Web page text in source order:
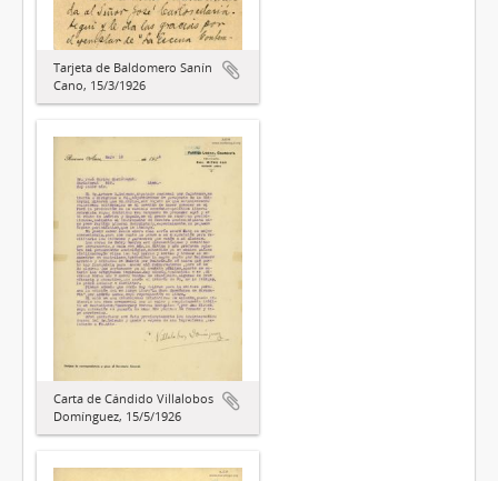
Tarjeta de Baldomero Sanín
Cano, 15/3/1926
Carta de Cándido Villalobos
Domínguez, 15/5/1926